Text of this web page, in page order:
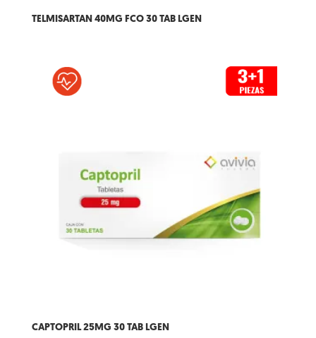
TELMISARTAN 40MG FCO 30 TAB LGEN
CAPTOPRIL 25MG 30 TAB LGEN